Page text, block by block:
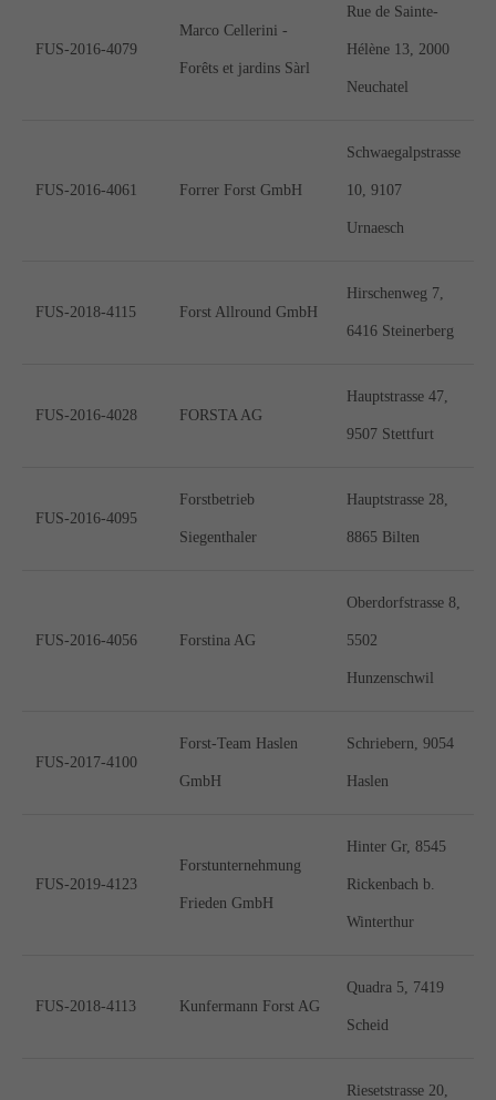
Aenean commodo ligula eget dolor. Aenean
massa. Cum sociis natoque penatibus et magnis
dis parturient montes, nascetur ridiculus mus.
FUS-2016-4079
Marco Cellerini -
Forêts et jardins Sàrl
Rue de Sainte-
Hélène 13, 2000
Neuchatel
FUS-2016-4061 Forrer Forst GmbH
Schwaegalpstrasse
10, 9107
Urnaesch
FUS-2018-4115 Forst Allround GmbH
Hirschenweg 7,
6416 Steinerberg
FUS-2016-4028 FORSTA AG
Hauptstrasse 47,
9507 Stettfurt
FUS-2016-4095
Forstbetrieb
Siegenthaler
Hauptstrasse 28,
8865 Bilten
FUS-2016-4056 Forstina AG
Oberdorfstrasse 8,
5502
Hunzenschwil
FUS-2017-4100
Forst-Team Haslen
GmbH
Schriebern, 9054
Haslen
FUS-2019-4123
Forstunternehmung
Frieden GmbH
Hinter Gr, 8545
Rickenbach b.
Winterthur
FUS-2018-4113 Kunfermann Forst AG
Quadra 5, 7419
Scheid
Riesetstrasse 20,